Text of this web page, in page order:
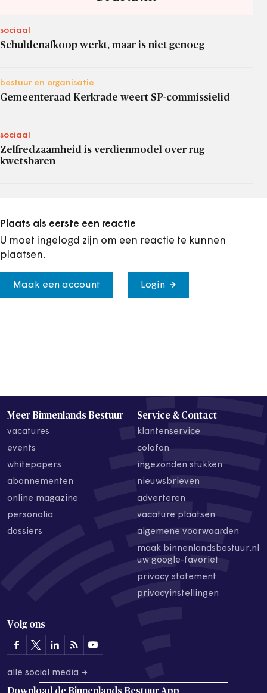
sociaal
Schuldenafkoop werkt, maar is niet genoeg
bestuur en organisatie
Gemeenteraad Kerkrade weert SP-commissielid
sociaal
Zelfredzaamheid is verdienmodel over rug
kwetsbaren
Plaats als eerste een reactie
U moet ingelogd zijn om een reactie te kunnen
plaatsen.
Maak een account Login
Meer Binnenlands Bestuur
vacatures
events
whitepapers
abonnementen
online magazine
personalia
dossiers
Service & Contact
klantenservice
colofon
ingezonden stukken
nieuwsbrieven
adverteren
vacature plaatsen
algemene voorwaarden
maak binnenlandsbestuur.nl
uw google-favoriet
privacy statement
privacyinstellingen
Volg ons
alle social media →
Download de Binnenlands Bestuur App